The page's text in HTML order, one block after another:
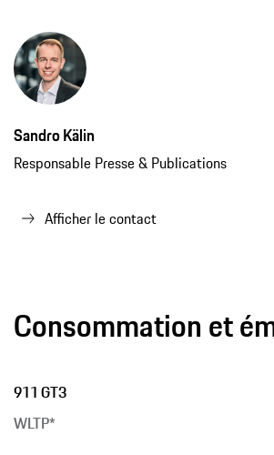
Sandro Kälin
Responsable Presse & Publications
Afficher le contact
Consommation et
911 GT3
WLTP*